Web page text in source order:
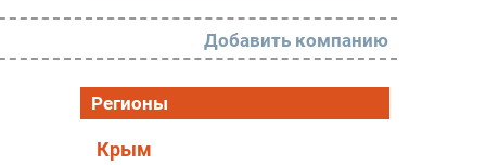
РАЗДЕЛЫ
Новости
Добавить компанию
Регионы
Крым